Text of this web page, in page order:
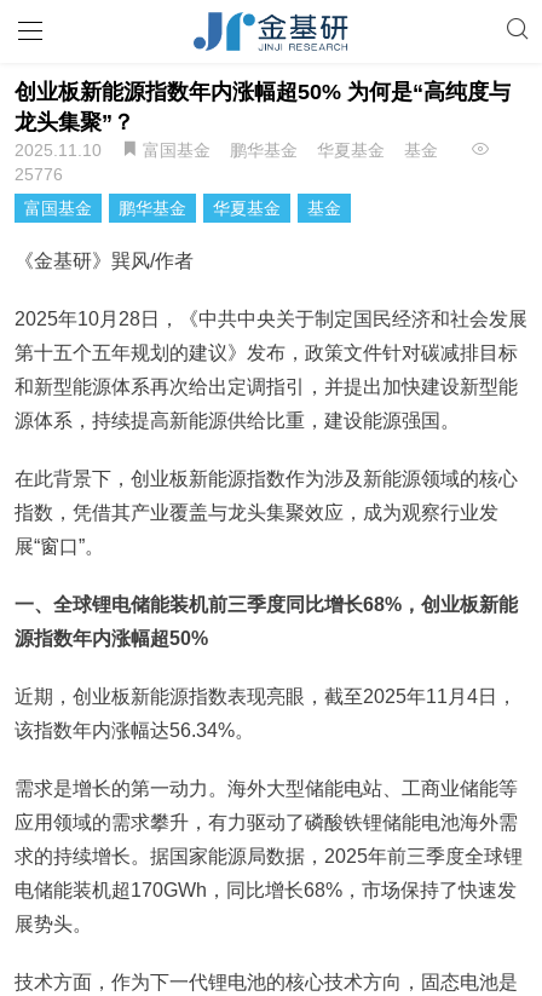
创业板新能源指数年内涨幅超50% 为何是“高纯度与
龙头集聚”？
2025.11.10 富国基金 鹏华基金 华夏基金
基金
25776
富国基金
鹏华基金 华夏基金 基金
《金基研》巽风/作者
2025年10月28日，《中共中央关于制定国民经济和社会发展
第十五个五年规划的建议》发布，政策文件针对碳减排目标
和新型能源体系再次给出定调指引，并提出加快建设新型能
源体系，持续提高新能源供给比重，建设能源强国。
在此背景下，创业板新能源指数作为涉及新能源领域的核心
指数，凭借其产业覆盖与龙头集聚效应，成为观察行业发
展“窗口”。
一、全球锂电储能装机前三季度同比增长68%，创业板新能
源指数年内涨幅超50%
近期，创业板新能源指数表现亮眼，截至2025年11月4日，
该指数年内涨幅达56.34%。
需求是增长的第一动力。海外大型储能电站、工商业储能等
应用领域的需求攀升，有力驱动了磷酸铁锂储能电池海外需
求的持续增长。据国家能源局数据，2025年前三季度全球锂
电储能装机超170GWh，同比增长68%，市场保持了快速发
展势头。
技术方面，作为下一代锂电池的核心技术方向，固态电池是